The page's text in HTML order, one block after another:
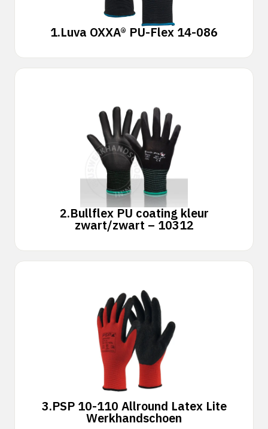
1.Luva OXXA® PU-Flex 14-086
2.Bullflex PU coating kleur
zwart/zwart – 10312
3.PSP 10-110 Allround Latex Lite
Werkhandschoen